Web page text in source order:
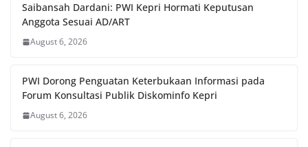
Saibansah Dardani: PWI Kepri Hormati Keputusan
Anggota Sesuai AD/ART
August 6, 2026
PWI Dorong Penguatan Keterbukaan Informasi pada
Forum Konsultasi Publik Diskominfo Kepri
August 6, 2026